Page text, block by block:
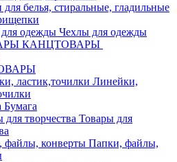
белья, стиральные, гладильные
Чехлы для одежды
КАНЦТОВАРЫ
Линейки,
Бумага
Товары для
Папки, файлы,